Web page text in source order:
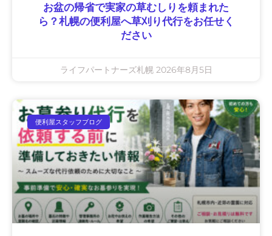
お盆の帰省で実家の草むしりを頼まれた
ら？札幌の便利屋へ草刈り代行をお任せく
ださい
ライフパートナーズ札幌 2026年8月5日
便利屋スタッフブログ